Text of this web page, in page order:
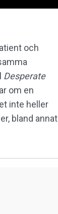
och
Desperate
om en
inte heller
bland annat